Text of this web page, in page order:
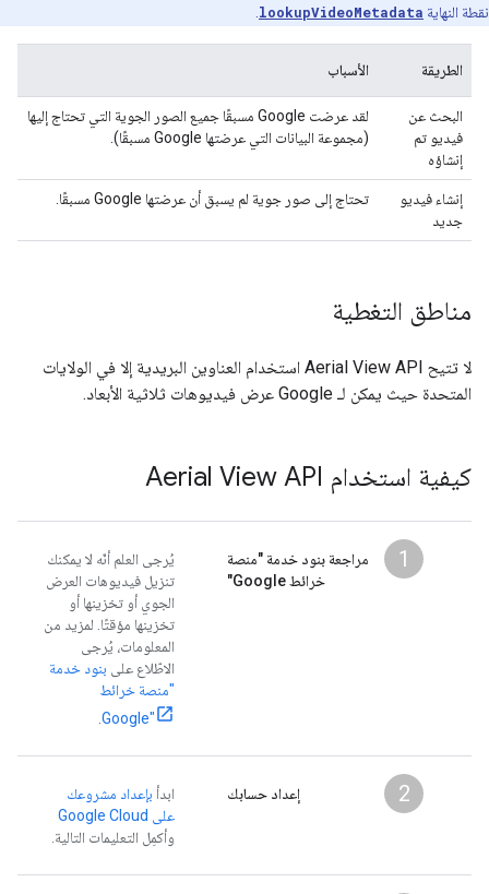
نقطة النهاية lookupVideoMetadata
الطريقة الأسباب
البحث عن
فيديو تم
إنشاؤه
لقد عرضت Google مسبقًا جميع الصور الجوية التي تحتاج إليها
(مجموعة البيانات التي عرضتها Google مسبقًا).
إنشاء فيديو
جديد
تحتاج إلى صور جوية لم يسبق أن عرضتها Google مسبقًا.
مناطق التغطية
لا تتيح Aerial View API استخدام العناوين البريدية إلا في الولايات
المتحدة حيث يمكن لـ Google عرض فيديوهات ثلاثية الأبعاد.
كيفية استخدام Aerial View API
1
مراجعة بنود خدمة "منصة
خرائط Google"
يُرجى العلم أنّه لا يمكنك
تنزيل فيديوهات العرض
الجوي أو تخزينها أو
تخزينها مؤقتًا. لمزيد من
المعلومات، يُرجى
الاطّلاع على بنود خدمة
"منصة خرائط
Google"
2 إعداد حسابك ابدأ بإعداد مشروعك
على Google Cloud
وأكمِل التعليمات التالية.